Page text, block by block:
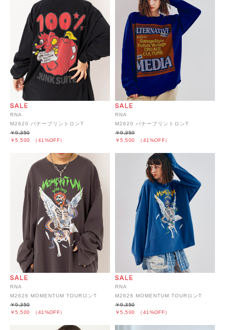
RNA
M2620 バナープリントロンT
￥5,500 （41%OFF）
￥9,350
RNA
M2620 バナープリントロンT
￥5,500 （41%OFF）
￥9,350
RNA
M2626 MOMENTUM TOURロンT
￥5,500 （41%OFF）
￥9,350
RNA
M2626 MOMENTUM TOURロンT
￥5,500 （41%OFF）
￥9,350